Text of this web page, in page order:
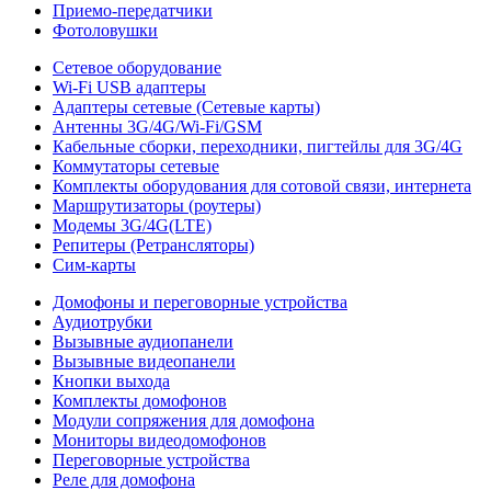
Приемо-передатчики
Фотоловушки
Сетевое оборудование
Wi-Fi USB адаптеры
Адаптеры сетевые (Сетевые карты)
Антенны 3G/4G/Wi-Fi/GSM
Кабельные сборки, переходники, пигтейлы для 3G/4G
Коммутаторы сетевые
Комплекты оборудования для сотовой связи, интернета
Маршрутизаторы (роутеры)
Модемы 3G/4G(LTE)
Репитеры (Ретрансляторы)
Сим-карты
Домофоны и переговорные устройства
Аудиотрубки
Вызывные аудиопанели
Вызывные видеопанели
Кнопки выхода
Комплекты домофонов
Модули сопряжения для домофона
Мониторы видеодомофонов
Переговорные устройства
Реле для домофона